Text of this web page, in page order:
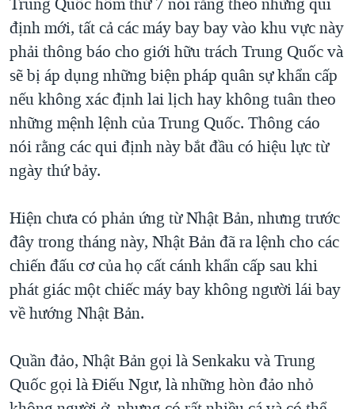
định mới, tất cả các máy bay bay vào khu vực này
phải thông báo cho giới hữu trách Trung Quốc và
sẽ bị áp dụng những biện pháp quân sự khẩn cấp
nếu không xác định lai lịch hay không tuân theo
những mệnh lệnh của Trung Quốc. Thông cáo
nói rằng các qui định này bắt đầu có hiệu lực từ
ngày thứ bảy.
Hiện chưa có phản ứng từ Nhật Bản, nhưng trước
đây trong tháng này, Nhật Bản đã ra lệnh cho các
chiến đấu cơ của họ cất cánh khẩn cấp sau khi
phát giác một chiếc máy bay không người lái bay
về hướng Nhật Bản.
Quần đảo, Nhật Bản gọi là Senkaku và Trung
Quốc gọi là Điếu Ngư, là những hòn đảo nhỏ